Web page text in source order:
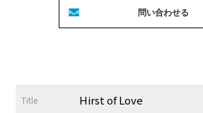
Title Hirst of Love